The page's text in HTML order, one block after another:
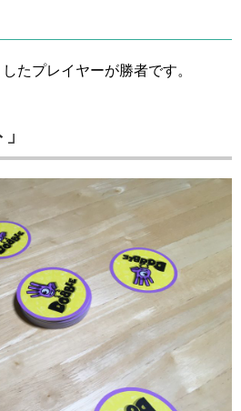
たプレイヤーが勝者です。